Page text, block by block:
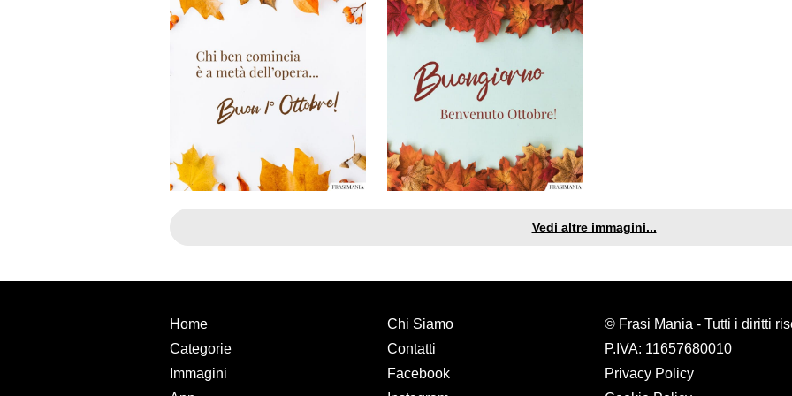
Vedi altre immagini...
Home
Categorie
Immagini
Chi Siamo
Contatti
Facebook
© Frasi Mania - Tutti i diritti
P.IVA: 11657680010
Privacy Policy